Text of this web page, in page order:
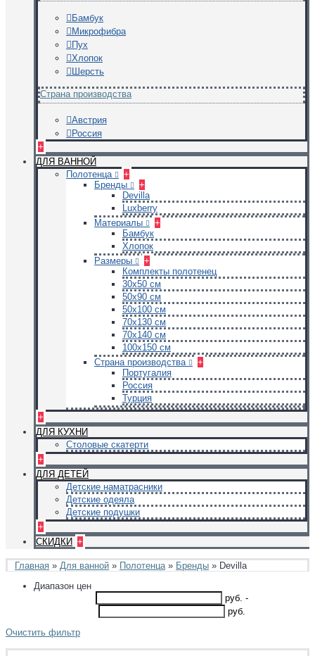
Бамбук
Микрофибра
Пух
Хлопок
Шерсть
Страна производства
Австрия
Россия
+
ДЛЯ ВАННОЙ
Полотенца
+
Бренды
+
Devilla
Luxberry
Материалы
+
Бамбук
Хлопок
Размеры
+
Комплекты полотенец
30х50 см
50х90 см
50х100 см
70х130 см
70х140 см
100х150 см
Страна производства
+
Португалия
Россия
Турция
+
ДЛЯ КУХНИ
Столовые скатерти
+
ДЛЯ ДЕТЕЙ
Детские наматрасники
Детские одеяла
Детские подушки
+
СКИДКИ +
Главная » Для ванной » Полотенца» Бренды » Devilla
Диапазон цен
руб. -
руб.
Очистить фильтр